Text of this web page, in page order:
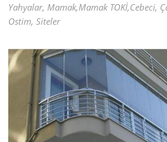
Yahyalar, Mamak,Mamak TOKİ,Cebeci,
Ostim, Siteler